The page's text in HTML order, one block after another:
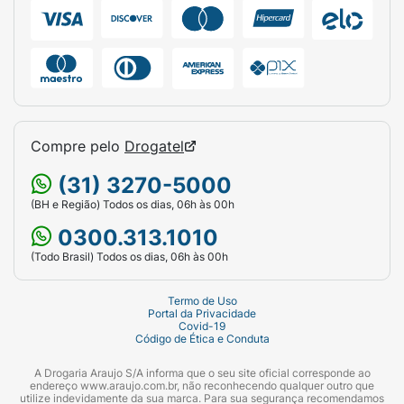
vibrantes, lave o chinelo utilizando água,
secar em um local arejado e protegido do sol
direto.
Ficha Técnica:
Marca:Ipanema.
Linha: Day.
Gênero:Feminino.
Tamanho:37/38.
Cor da Palmilha:Bege com estampa de
cerejas e flores (Vermelho/Rosa).
(Texturizada).
Compre pelo Drogatel
(31) 3270-5000
(BH e Região) Todos os dias, 06h às 00h
0300.313.1010
(Todo Brasil) Todos os dias, 06h às 00h
Termo de Uso
Portal da Privacidade
Covid-19
Código de Ética e Conduta
A Drogaria Araujo S/A informa que o seu site oficial corresponde ao
endereço www.araujo.com.br, não reconhecendo qualquer outro que
utilize indevidamente da sua marca. Para sua segurança recomendamos